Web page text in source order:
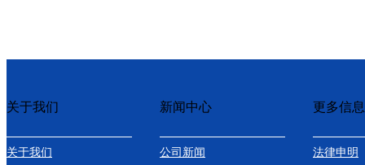
关于我们 新闻中心 更多信息
关于我们 公司新闻 法律申明